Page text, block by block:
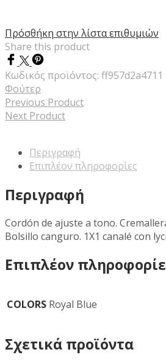
Πρόσθήκη στην λίστα επιθυμιών
Share this product
Κωδικός προϊόντος: ff957d2a4711
Φούτερ
Previous Product
Next Product
Περιγραφή
Επιπλέον πληροφορίες
Περιγραφή
Cordón de ajuste a tono.
Bolsillo canguro. 1X1 canalé con
Επιπλέον
COLORS Royal Blue
Σχετικά προϊόντα